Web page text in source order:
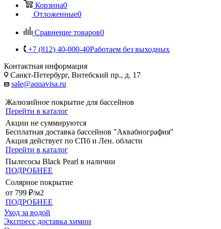
Корзина0
Отложенные0
Сравнение товаров0
+7 (812) 40-000-40Работаем без выходных
Контактная информация
Санкт-Петербург, Витебский пр., д. 17
sale@aquavisa.ru
Жалюзийное покрытие для бассейнов
Перейти в каталог
Акции не суммируются
Бесплатная доставка бассейнов "Аквабиография"
Акция действует по СПб и Лен. области
Перейти в каталог
Пылесосы Black Pearl в наличии
ПОДРОБНЕЕ
Солярное покрытие
от 799 ₽/м2
ПОДРОБНЕЕ
Уход за водой
Экспресс доставка химии